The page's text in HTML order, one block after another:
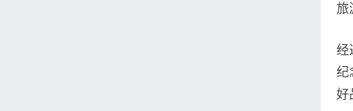
旅
经
纪
好